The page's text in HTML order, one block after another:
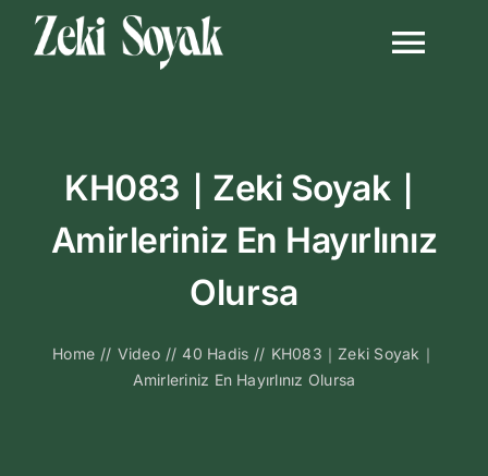
Biyografi
Kitapları
KH083｜Zeki Soyak｜
Amirleriniz En Hayırlınız
Olursa
Home // Video // 40 Hadis // KH083｜Zeki Soyak｜
Amirleriniz En Hayırlınız Olursa